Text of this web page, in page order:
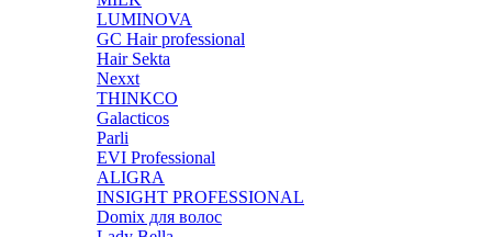
LUMINOVA
GC Hair professional
Hair Sekta
Nexxt
THINKCO
Galacticos
Parli
EVI Professional
ALIGRA
INSIGHT PROFESSIONAL
Domix для волос